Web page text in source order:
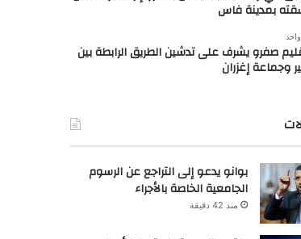
بمدينة فاس
صفرو يشرف على تدشين الطريق الرابطة بين
وجماعة إغزران
بوانو يدعو إلى التراجع عن الرسوم
الجامعية الخاصة بالأجراء
منذ 42 دقيقة